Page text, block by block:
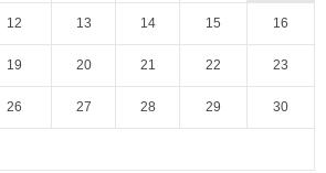
12 13 14 15 16
19 20 21 22 23
26 27 28 29 30